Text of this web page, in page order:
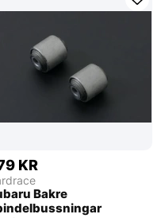
KR
Bakre